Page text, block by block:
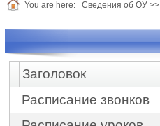
You are here: Сведения об ОУ >>
Заголовок
Расписание звонков